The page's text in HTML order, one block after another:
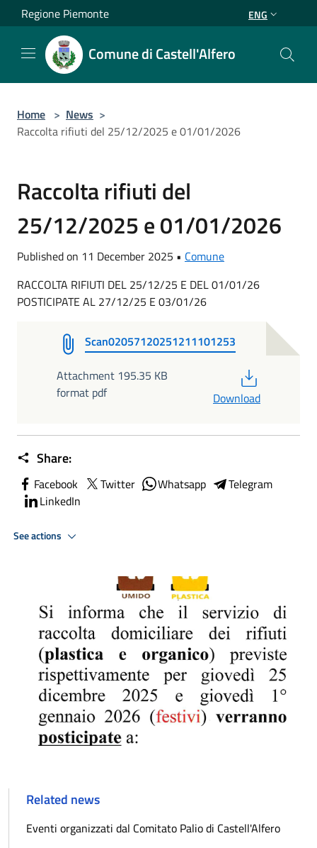
Salta al contenuto principale
Regione Piemonte ENG
Comune di Castell'Alfero
Home > News >
Raccolta rifiuti del 25/12/2025 e 01/01/2026
Raccolta rifiuti del
25/12/2025 e 01/01/2026
Published on 11 December 2025 • Comune
RACCOLTA RIFIUTI DEL 25/12/25 E DEL 01/01/26
POSTICIPATE AL 27/12/25 E 03/01/26
Scan02057120251211101253
Attachment 195.35 KB
format pdf
Download
Share:
Facebook Twitter Whatsapp
Telegram
LinkedIn
See actions
Related news
Eventi organizzati dal Comitato Palio di Castell'Alfero